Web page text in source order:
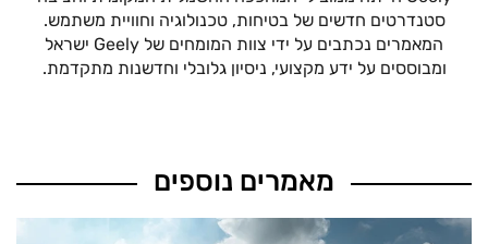
סטנדרטים חדשים של בטיחות, טכנולוגיה וחוויית משתמש.
המאמרים נכתבים על ידי צוות המומחים של Geely ישראל
ומבוססים על ידע מקצועי, ניסיון גלובלי וחדשנות מתקדמת.
מאמרים נוספים